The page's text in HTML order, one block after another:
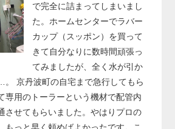
で完全に詰まってしまいまし
た。ホームセンターでラバー
カップ（スッポン）を買って
きて自分なりに数時間頑張っ
てみましたが、全く水が引か
京丹波町の自宅まで急行してもら
専用のトーラーという機材で配管内
させてもらいました。やはりプロの